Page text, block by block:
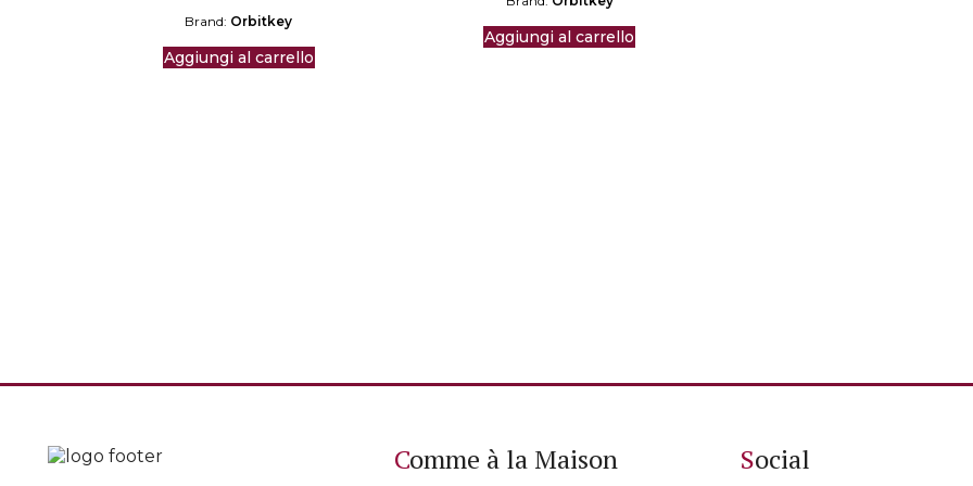
Brand: Orbitkey
Aggiungi al carrello
Aggiungi al carrello
Comme à la Maison Social